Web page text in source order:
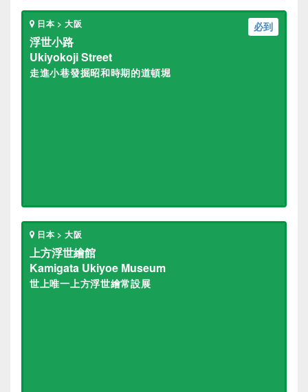
必到
日本 > 大阪
浮世小路
Ukiyokoji Street
走進小巷發掘昭和時期的道頓堀
日本 > 大阪
上方浮世繪館
Kamigata Ukiyoe Museum
世上唯一上方浮世繪常設展